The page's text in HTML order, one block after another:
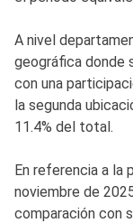
A nivel
geográfica donde
con una
la segunda
11.4% del total.
En referencia a la
noviembre de
comparación con